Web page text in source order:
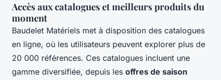
Accès aux catalogues et meilleurs produits du
moment
Baudelet Matériels met à disposition des catalogues
en ligne, où les utilisateurs peuvent explorer plus de
20 000 références. Ces catalogues incluent une
gamme diversifiée, depuis les offres de saison